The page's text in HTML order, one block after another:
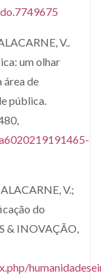
V..
um olhar
área de
pública.
V.;
do
& INOVAÇÃO,